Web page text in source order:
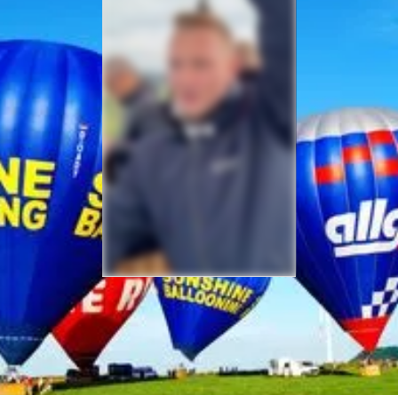
Sicherheit bei Ihrer
Ballonfahrt – Gut
vorbereitet in die Luft